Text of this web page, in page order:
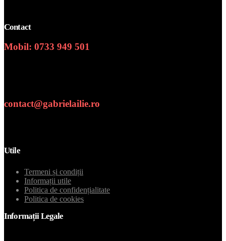
Contact
Mobil: 0733 949 501
contact@gabrielailie.ro
Utile
Termeni și condiții
Informații utile
Politica de confidențialitate
Politica de cookies
Informații Legale